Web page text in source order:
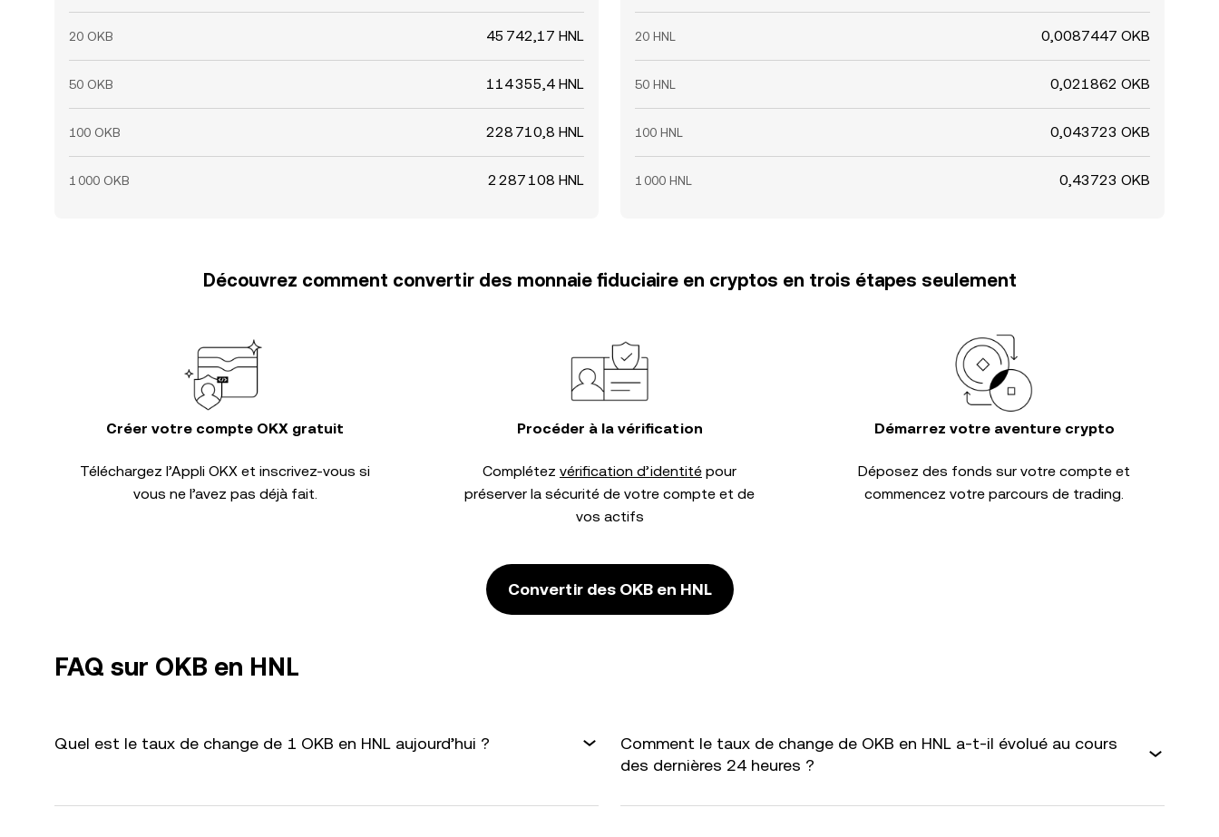
20 OKB 45 742,17 HNL
50 OKB 114 355,4 HNL
100 OKB 228 710,8 HNL
1 000 OKB 2 287 108 HNL
20 HNL 0,0087447 OKB
50 HNL 0,021862 OKB
100 HNL 0,043723 OKB
1 000 HNL 0,43723 OKB
Découvrez comment convertir des monnaie fiduciaire en cryptos en trois étapes seulement
Créer votre compte OKX gratuit
Téléchargez l’Appli OKX et inscrivez-vous si
vous ne l’avez pas déjà fait.
Procéder à la vérification
Complétez vérification d’identité pour
préserver la sécurité de votre compte et de
vos actifs
Démarrez votre aventure crypto
Déposez des fonds sur votre compte et
commencez votre parcours de trading.
Convertir des OKB en HNL
FAQ sur OKB en HNL
Quel est le taux de change de 1 OKB en HNL aujourd’hui ?
Comment le taux de change de OKB en HNL a-t-il évolué au cours
des dernières 24 heures ?